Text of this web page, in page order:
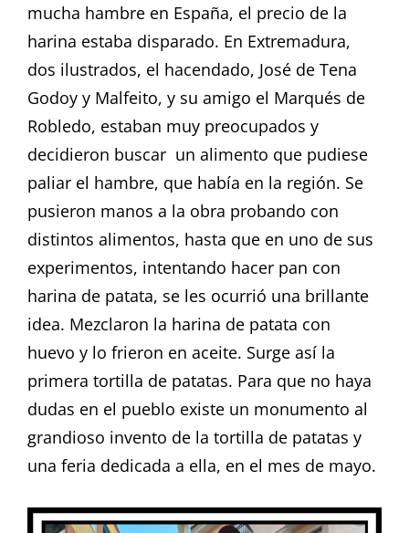
mucha hambre en España, el precio de la
harina estaba disparado. En Extremadura,
dos ilustrados, el hacendado, José de Tena
Godoy y Malfeito, y su amigo el Marqués de
Robledo, estaban muy preocupados y
decidieron buscar un alimento que pudiese
paliar el hambre, que había en la región. Se
pusieron manos a la obra probando con
distintos alimentos, hasta que en uno de sus
experimentos, intentando hacer pan con
harina de patata, se les ocurrió una brillante
idea. Mezclaron la harina de patata con
huevo y lo frieron en aceite. Surge así la
primera tortilla de patatas. Para que no haya
dudas en el pueblo existe un monumento al
grandioso invento de la tortilla de patatas y
una feria dedicada a ella, en el mes de mayo.